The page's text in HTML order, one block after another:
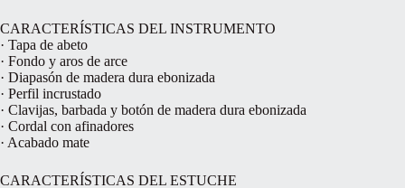
CARACTERÍSTICAS DEL INSTRUMENTO
· Tapa de abeto
· Fondo y aros de arce
· Diapasón de madera dura ebonizada
· Perfil incrustado
· Clavijas, barbada y botón de madera dura ebonizada
· Cordal con afinadores
· Acabado mate
CARACTERÍSTICAS DEL ESTUCHE